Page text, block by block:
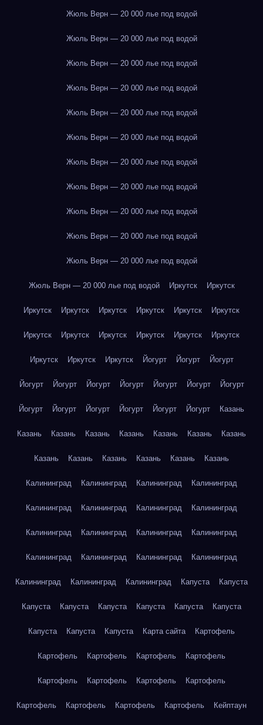
Жюль Верн — 20 000 лье под водой
Жюль Верн — 20 000 лье под водой
Жюль Верн — 20 000 лье под водой
Жюль Верн — 20 000 лье под водой
Жюль Верн — 20 000 лье под водой
Жюль Верн — 20 000 лье под водой
Жюль Верн — 20 000 лье под водой
Жюль Верн — 20 000 лье под водой
Жюль Верн — 20 000 лье под водой
Жюль Верн — 20 000 лье под водой
Жюль Верн — 20 000 лье под водой
Жюль Верн — 20 000 лье под водой Иркутск Иркутск
Иркутск Иркутск Иркутск Иркутск Иркутск Иркутск
Иркутск Иркутск Иркутск Иркутск Иркутск Иркутск
Иркутск Иркутск Иркутск Йогурт Йогурт Йогурт
Йогурт Йогурт Йогурт Йогурт Йогурт Йогурт Йогурт
Йогурт Йогурт Йогурт Йогурт Йогурт Йогурт Казань
Казань Казань Казань Казань Казань Казань Казань
Казань Казань Казань Казань Казань Казань
Калининград Калининград Калининград Калининград
Калининград Калининград Калининград Калининград
Калининград Калининград Калининград Калининград
Калининград Калининград Калининград Калининград
Калининград Калининград Калининград Капуста Капуста
Капуста Капуста Капуста Капуста Капуста Капуста
Капуста Капуста Капуста Карта сайта Картофель
Картофель Картофель Картофель Картофель
Картофель Картофель Картофель Картофель
Картофель Картофель Картофель Картофель Кейптаун